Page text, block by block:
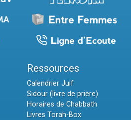
Ressources
Calendrier Juif
Sidour (livre de prière)
Horaires de Chabbath
Livres Torah-Box